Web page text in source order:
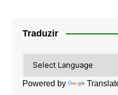
Traduzir
Powered by